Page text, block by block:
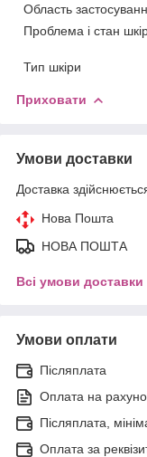
Область
Проблема і стан
Тип шкіри
Приховати
Умови доставки
Доставка
Нова Пошта
НОВА ПОШТА
Всі умови доставки
Умови оплати
Післяплата
Оплата на
Післяплата,
Оплата за